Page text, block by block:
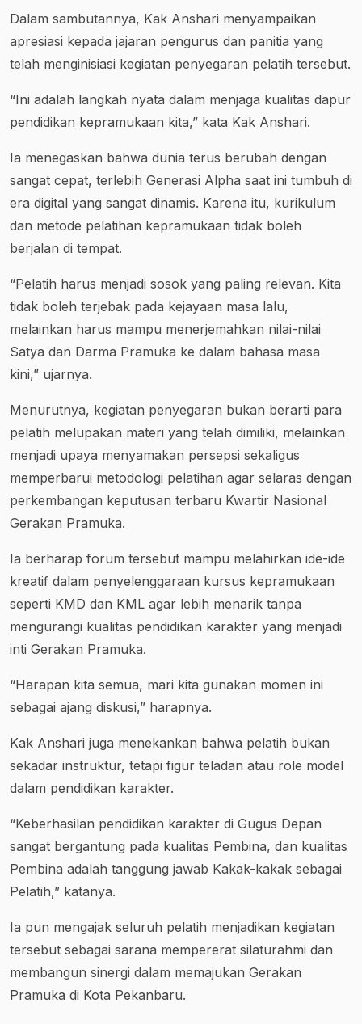
Dalam sambutannya, Kak Anshari menyampaikan
apresiasi kepada jajaran pengurus dan panitia yang
telah menginisiasi kegiatan penyegaran pelatih tersebut.
“Ini adalah langkah nyata dalam menjaga kualitas dapur
pendidikan kepramukaan kita,” kata Kak Anshari.
Ia menegaskan bahwa dunia terus berubah dengan
sangat cepat, terlebih Generasi Alpha saat ini tumbuh di
era digital yang sangat dinamis. Karena itu, kurikulum
dan metode pelatihan kepramukaan tidak boleh
berjalan di tempat.
“Pelatih harus menjadi sosok yang paling relevan. Kita
tidak boleh terjebak pada kejayaan masa lalu,
melainkan harus mampu menerjemahkan nilai-nilai
Satya dan Darma Pramuka ke dalam bahasa masa
kini,” ujarnya.
Menurutnya, kegiatan penyegaran bukan berarti para
pelatih melupakan materi yang telah dimiliki, melainkan
menjadi upaya menyamakan persepsi sekaligus
memperbarui metodologi pelatihan agar selaras dengan
perkembangan keputusan terbaru Kwartir Nasional
Gerakan Pramuka.
Ia berharap forum tersebut mampu melahirkan ide-ide
kreatif dalam penyelenggaraan kursus kepramukaan
seperti KMD dan KML agar lebih menarik tanpa
mengurangi kualitas pendidikan karakter yang menjadi
inti Gerakan Pramuka.
“Harapan kita semua, mari kita gunakan momen ini
sebagai ajang diskusi,” harapnya.
Kak Anshari juga menekankan bahwa pelatih bukan
sekadar instruktur, tetapi figur teladan atau role model
dalam pendidikan karakter.
“Keberhasilan pendidikan karakter di Gugus Depan
sangat bergantung pada kualitas Pembina, dan kualitas
Pembina adalah tanggung jawab Kakak-kakak sebagai
Pelatih,” katanya.
Ia pun mengajak seluruh pelatih menjadikan kegiatan
tersebut sebagai sarana mempererat silaturahmi dan
membangun sinergi dalam memajukan Gerakan
Pramuka di Kota Pekanbaru.